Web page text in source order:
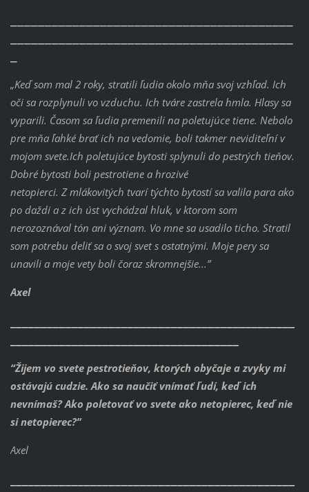
„Keď som mal 2 roky, stratili ľudia okolo mňa svoj vzhľad. Ich
oči sa rozplynuli vo vzduchu. Ich tváre zastrela hmla. Hlasy sa
vyparili. Časom sa ľudia premenili na poletujúce tiene. Nebolo
pre mňa ľahké brať ich na vedomie, boli takmer neviditeľní v
mojom svete.Ich poletujúce bytosti splynuli do pestrých tieňov.
Dobré bytosti boli pestrotiene a hrozivé
netopierci. Z mlákovitých tvarí týchto bytostí sa valila para ako
po daždi a z ich úst vychádzal hluk, v ktorom som
nerozoznával tón ani význam. Vo mne sa usadilo ticho. Stratil
som potrebu deliť sa o svoj svet s ostatnými. Moje pery sa
unavili a moje vety boli čoraz skromnejšie...”
Axel
“Žijem vo svete pestrotieňov, ktorých obyčaje a zvyky mi
ostávajú cudzie.Ako sa naučiť vnímať ľudí, keď ich
nevnímaš? Ako poletovať vo svete ako netopierec, keď nie
si netopierec?”
Axel